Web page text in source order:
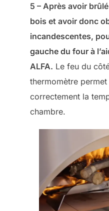
5 – Après avoir
bois et avoir donc
incandescentes,
gauche du four à
ALFA. Le feu du
thermomètre
correctement la
chambre.